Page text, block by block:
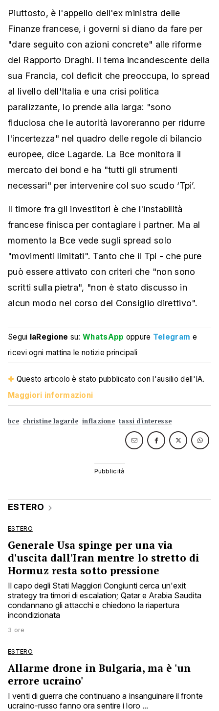
Piuttosto, è l'appello dell'ex ministra delle
Finanze francese, i governi si diano da fare per
"dare seguito con azioni concrete" alle riforme
del Rapporto Draghi. Il tema incandescente della
sua Francia, col deficit che preoccupa, lo spread
al livello dell'Italia e una crisi politica
paralizzante, lo prende alla larga: "sono
fiduciosa che le autorità lavoreranno per ridurre
l'incertezza" nel quadro delle regole di bilancio
europee, dice Lagarde. La Bce monitora il
mercato dei bond e ha "tutti gli strumenti
necessari" per intervenire col suo scudo ‘Tpi’.
Il timore fra gli investitori è che l'instabilità
francese finisca per contagiare i partner. Ma al
momento la Bce vede sugli spread solo
"movimenti limitati". Tanto che il Tpi - che pure
può essere attivato con criteri che "non sono
scritti sulla pietra", "non è stato discusso in
alcun modo nel corso del Consiglio direttivo".
Segui laRegione su:WhatsApp oppure Telegram e
ricevi ogni mattina le notizie principali
Questo articolo è stato pubblicato con l'ausilio dell'IA.
Maggiori informazioni
bce christine lagarde inflazione tassi d'interesse
ESTERO
ESTERO
Generale Usa spinge per una via
d'uscita dall'Iran mentre lo stretto di
Hormuz resta sotto pressione
Il capo degli Stati Maggiori Congiunti cerca un'exit
strategy tra timori di escalation; Qatar e Arabia Saudita
condannano gli attacchi e chiedono la riapertura
incondizionata
3 ore
ESTERO
Allarme drone in Bulgaria, ma è 'un
errore ucraino'
I venti di guerra che continuano a insanguinare il fronte
ucraino-russo fanno ora sentire i loro ...